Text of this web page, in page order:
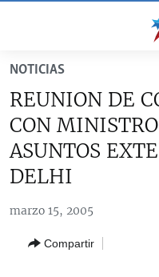
accesibilidad
contenido
principal
Ir
navegación
principal
CUBA
DERECHOS HUMANOS
SOBRE CUBA
ESTADOS UNIDOS
ESTADOS UNIDOS
AMÉRICA LATINA
NOTICIAS
REUNION DE
CON
ASUNTOS
DELHI
marzo 15, 2005
Compartir